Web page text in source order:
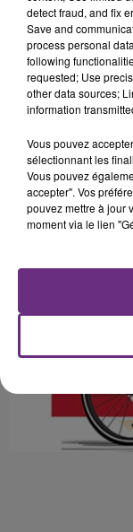
detect fraud, and fix
Save and
process personal
following
requested; Use
other data sources;
information
Vous pouvez
sélectionnant les
Vous pouvez
accepter". Vos
pouvez mettre à jour
moment via le lien